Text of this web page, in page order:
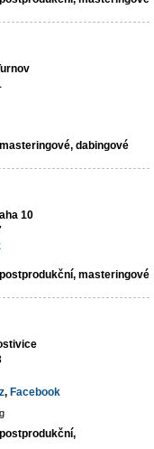
dabingové
10
masteringové
, Facebook